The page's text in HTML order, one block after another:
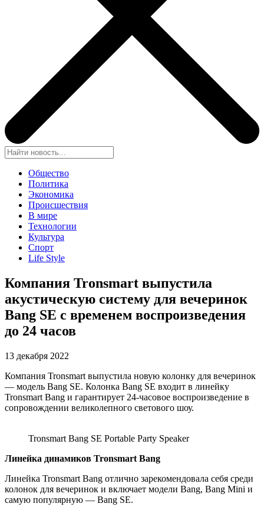
Общество
Политика
Экономика
Происшествия
В мире
Технологии
Культура
Спорт
Life Style
Компания Tronsmart выпустила
акустическую систему для вечеринок
Bang SE с временем воспроизведения
до 24 часов
13 декабря 2022
Компания Tronsmart выпустила новую колонку для вечеринок
— модель Bang SE. Колонка Bang SE входит в линейку
Tronsmart Bang и гарантирует 24-часовое воспроизведение в
сопровождении великолепного светового шоу.
Tronsmart Bang SE Portable Party Speaker
Линейка динамиков Tronsmart Bang
Линейка Tronsmart Bang отлично зарекомендовала себя среди
колонок для вечеринок и включает модели Bang, Bang Mini и
самую популярную — Bang SE.